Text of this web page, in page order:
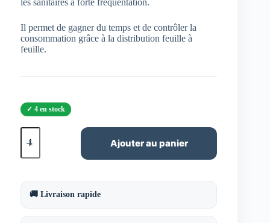
les sanitaires à forte fréquentation.
Il permet de gagner du temps et de contrôler la
consommation grâce à la distribution feuille à
feuille.
4 en stock
quantité
de
Tork
Matic
Universal
Ajouter au panier
🚚 Livraison rapide